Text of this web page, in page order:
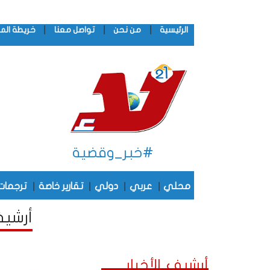
الرئيسية من نحن تواصل معنا خريطة
#خبر_وقضية
محلي عربي دولي تقارير خاصة
أرشيف الأخبار